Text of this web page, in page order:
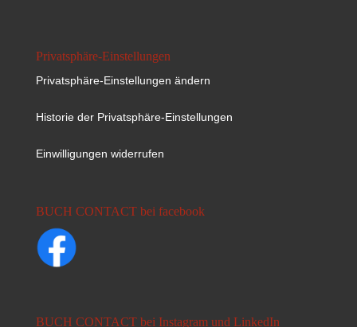
Privatsphäre-Einstellungen
Privatsphäre-Einstellungen ändern
Historie der Privatsphäre-Einstellungen
Einwilligungen widerrufen
BUCH CONTACT bei facebook
BUCH CONTACT bei Instagram und LinkedIn